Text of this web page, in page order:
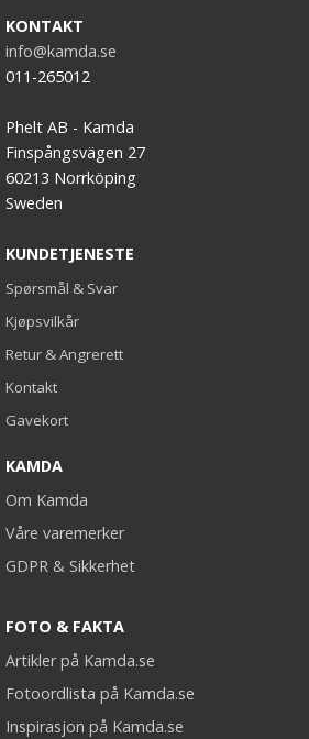
KONTAKT
info@kamda.se
011-265012
Phelt AB - Kamda
Finspångsvägen 27
60213 Norrköping
Sweden
KUNDETJENESTE
Spørsmål & Svar
Kjøpsvilkår
Retur & Angrerett
Kontakt
Gavekort
KAMDA
Om Kamda
Våre varemerker
GDPR & Sikkerhet
FOTO & FAKTA
Artikler på Kamda.se
Fotoordlista på Kamda.se
Inspirasjon på Kamda.se